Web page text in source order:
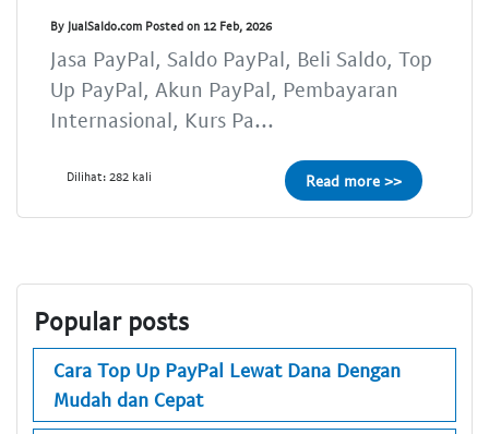
By JualSaldo.com Posted on 12 Feb, 2026
Jasa PayPal, Saldo PayPal, Beli Saldo, Top
Up PayPal, Akun PayPal, Pembayaran
Internasional, Kurs Pa...
Dilihat: 282 kali Read more >>
Popular posts
Cara Top Up PayPal Lewat Dana Dengan
Mudah dan Cepat